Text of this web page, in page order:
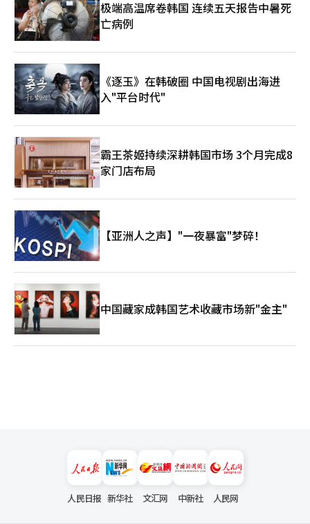
极端高温席卷韩国 连续五天报告中暑死
亡病例
《逐玉》在韩破圈 中国电视剧出海进
入"平台时代"
霸王茶姬持续深耕韩国市场 3个月完成8
家门店布局
【亚洲人之声】"一夜暴富"梦碎！
中国藏家成韩国艺术收藏市场新"金主"
人民日报 新华社 文汇网 中新社 人民网